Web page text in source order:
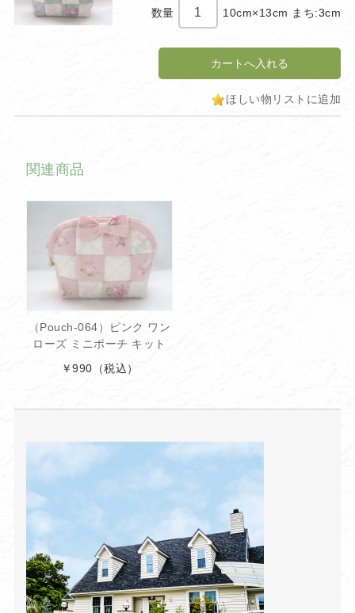
数量 10cm×13cm まち:3cm
ほしい物リストに追加
関連商品
（Pouch-064）ピンク ワン
ローズ ミニポーチ キット
￥990 （税込）